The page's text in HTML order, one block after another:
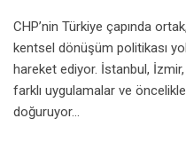
CHP’nin Türkiye çapında
kentsel dönüşüm politikası
hareket ediyor. İstanbul,
farklı uygulamalar ve
doğuruyor…